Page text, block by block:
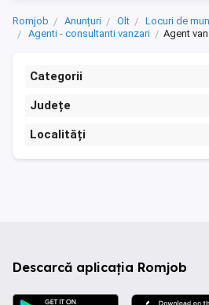
Romjob Anunțuri Olt
Locuri de
Agenti - consultanti vanzari
Agent
Categorii
Județe
Localități
Descarcă aplicația Romjob